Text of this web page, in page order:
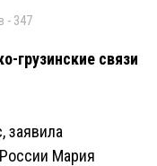
- 347
грузинские связи
заявила
Мария